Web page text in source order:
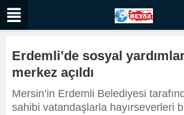
Erdemli’de sosyal
merkez açıldı
Mersin’in Erdemli Belediyesi
sahibi vatandaşlarla hayırseverleri